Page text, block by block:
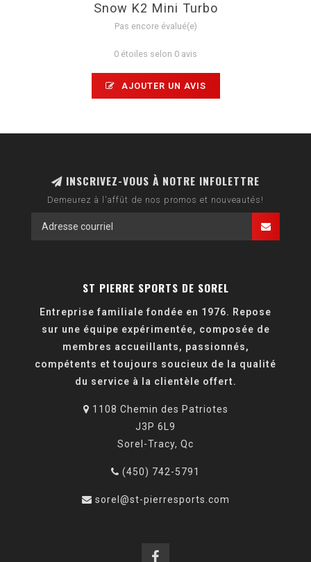
Snow K2 Mini Turbo
Pas encore évalué(e)
0 étoiles selon 0 avis
AJOUTER UN AVIS
INSCRIVEZ-VOUS À NOTRE INFOLETTRE
Demeurez à l'affût de nos promos et nouveautés!
ST PIERRE SPORTS DE SOREL
Entreprise familiale fondée en 1976. Repose
sur une équipe expérimentée, composée de
membres accueillants, passionnés,
compétents et toujours soucieux de la qualité
du service à la clientèle offert.
1108 Chemin des Patriotes
J3P 6L9
Sorel-Tracy, Qc
(450) 742-5791
sorel@st-pierresports.com